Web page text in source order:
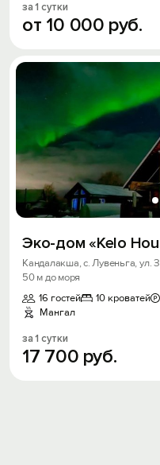
за 1 сутки
от 10 000 руб.
Эко-дом «Kelo
Кандалакша, с. Лувеньга, ул.
50 м до моря
16 гостей
10 кроватей
Мангал
за 1 сутки
17 700 руб.